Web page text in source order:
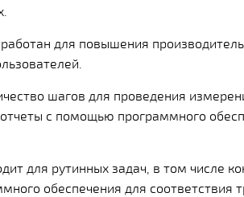
для повышения
шагов для проведения
отчеты с помощью программного
для рутинных задач, в том числе
обеспечения для соответствия